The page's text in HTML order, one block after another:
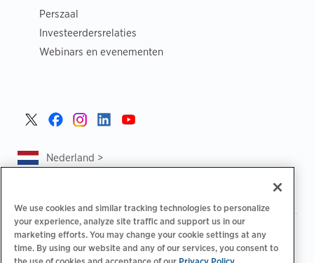
Perszaal
Investeerdersrelaties
Webinars en evenementen
Nederland >
Privacybeleid | Uw privacykeuzes | Juridisch |
Toegankelijkheidsafschrift | Gedragscode voor leveranciers
We use cookies and similar tracking technologies to personalize
your experience, analyze site traffic and support us in our
marketing efforts. You may change your cookie settings at any
time. By using our website and any of our services, you consent to